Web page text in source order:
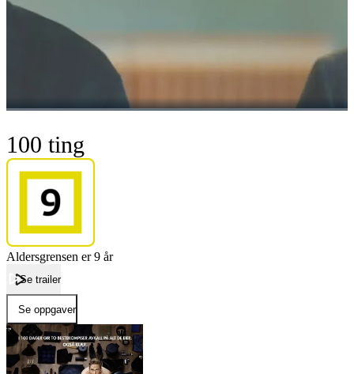
100 ting
Aldersgrensen er 9 år
Se trailer
Se oppgaver
Forside100 ting